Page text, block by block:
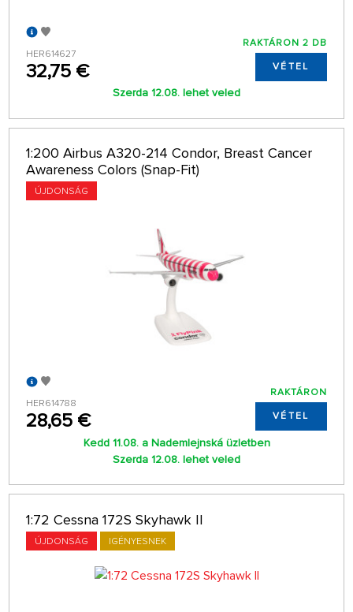
HER614627
32,75 €
RAKTÁRON 2 DB
VÉTEL
Szerda 12.08. lehet veled
1:200 Airbus A320-214 Condor, Breast Cancer
Awareness Colors (Snap-Fit)
ÚJDONSÁG
HER614788
28,65 €
RAKTÁRON
VÉTEL
Kedd 11.08. a Nademlejnská üzletben
Szerda 12.08. lehet veled
1:72 Cessna 172S Skyhawk II
ÚJDONSÁG IGÉNYESNEK